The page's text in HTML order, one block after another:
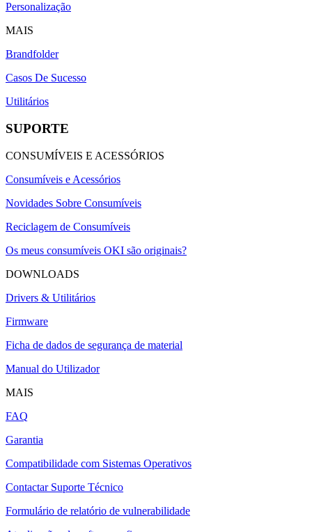
Personalização
MAIS
Brandfolder
Casos De Sucesso
Utilitários
SUPORTE
CONSUMÍVEIS E ACESSÓRIOS
Consumíveis e Acessórios
Novidades Sobre Consumíveis
Reciclagem de Consumíveis
Os meus consumíveis OKI são originais?
DOWNLOADS
Drivers & Utilitários
Firmware
Ficha de dados de segurança de material
Manual do Utilizador
MAIS
FAQ
Garantia
Compatibilidade com Sistemas Operativos
Contactar Suporte Técnico
Formulário de relatório de vulnerabilidade